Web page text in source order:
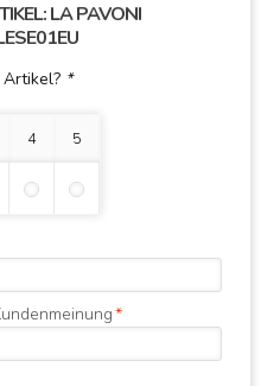
LA PAVONI
*
4 Sterne5 Sterne
*